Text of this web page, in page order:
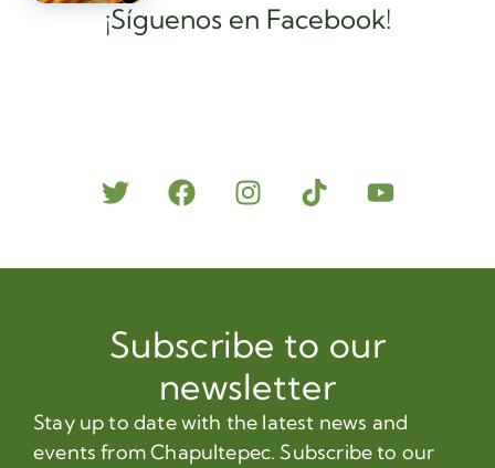
¡Síguenos en Facebook!
Subscribe to our
newsletter
Stay up to date with the latest news and
events from Chapultepec. Subscribe to our